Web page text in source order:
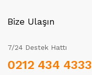
Bize Ulaşın
7/24 Destek Hattı
0212 434 4333